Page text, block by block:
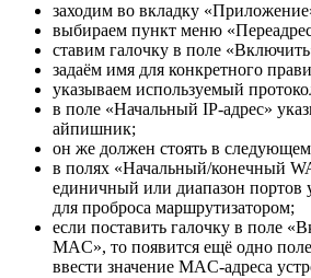
заходим во вкладку
выбираем пункт меню
ставим галочку в поле
задаём имя для конкретного
указываем используемый
в поле «Начальный IP-адрес»
айпишник;
он же должен стоять в
в полях «Начальный/конечный
единичный или диапазон портов
для проброса маршрутизатором;
если поставить галочку в поле
MAC», то появится ещё одно
ввести значение MAC-адреса